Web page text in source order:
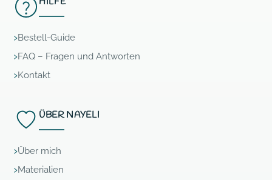
Bestell-Guide
FAQ – Fragen und Antworten
Kontakt
ÜBER NAYELI
Über mich
Materialien